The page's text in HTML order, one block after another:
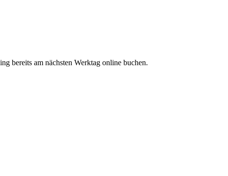
bereits am nächsten Werktag online buchen.